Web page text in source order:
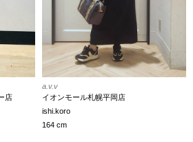
店
a.v.v
イオンモール札幌平岡店
ishi.koro
164 cm